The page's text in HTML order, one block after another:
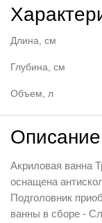
Длина, см
Глубина, см
Объем, л
Описание
Акриловая ванна
оснащена
Подголовник
ванны в сборе -